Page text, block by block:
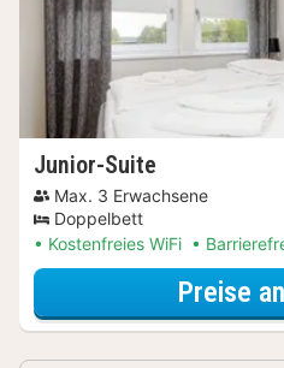
Junior-Suite
Max. 3 Erwachsene
Doppelbett
Kostenfreies WiFi
Preise